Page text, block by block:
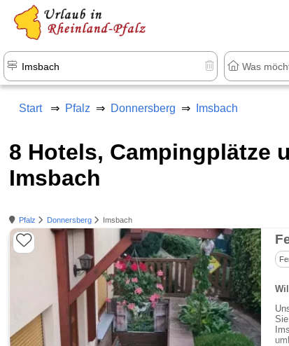
Start Pfalz Donnersberg Imsbach
8 Hotels, Campingplätze
Imsbach
Pfalz Donnersberg Imsbach